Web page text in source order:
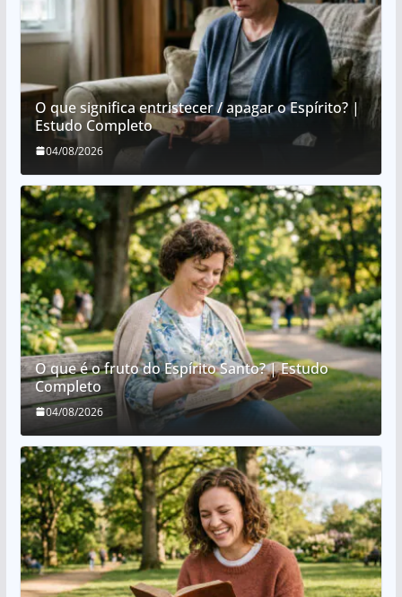
O que significa entristecer / apagar o Espírito? |
Estudo Completo
04/08/2026
O que é o fruto do Espírito Santo? | Estudo
Completo
04/08/2026